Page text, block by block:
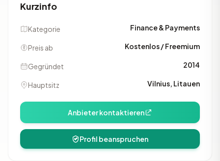
Kurzinfo
Kategorie Finance & Payments
Preis ab Kostenlos / Freemium
Gegründet 2014
Hauptsitz Vilnius, Litauen
Anbieter kontaktieren
Profil beanspruchen